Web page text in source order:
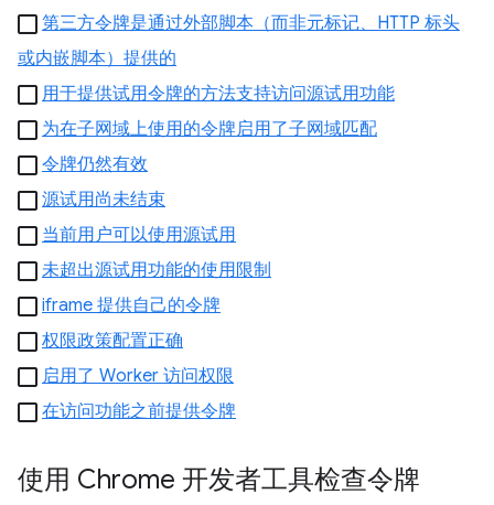
第三方令牌是通过外部脚本（而非元标记、HTTP 标头
或内嵌脚本）提供的
用于提供试用令牌的方法支持访问源试用功能
为在子网域上使用的令牌启用了子网域匹配
令牌仍然有效
源试用尚未结束
当前用户可以使用源试用
未超出源试用功能的使用限制
iframe 提供自己的令牌
权限政策配置正确
启用了 Worker 访问权限
在访问功能之前提供令牌
使用 Chrome 开发者工具检查令牌